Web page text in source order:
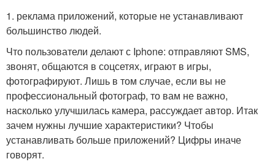
1. реклама приложений, которые не устанавливают
большинство людей.
Что пользователи делают с Iphone: отправляют SMS,
звонят, общаются в соцсетях, играют в игры,
фотографируют. Лишь в том случае, если вы не
профессиональный фотограф, то вам не важно,
насколько улучшилась камера, рассуждает автор. Итак
зачем нужны лучшие характеристики? Чтобы
устанавливать больше приложений? Цифры иначе
говорят.